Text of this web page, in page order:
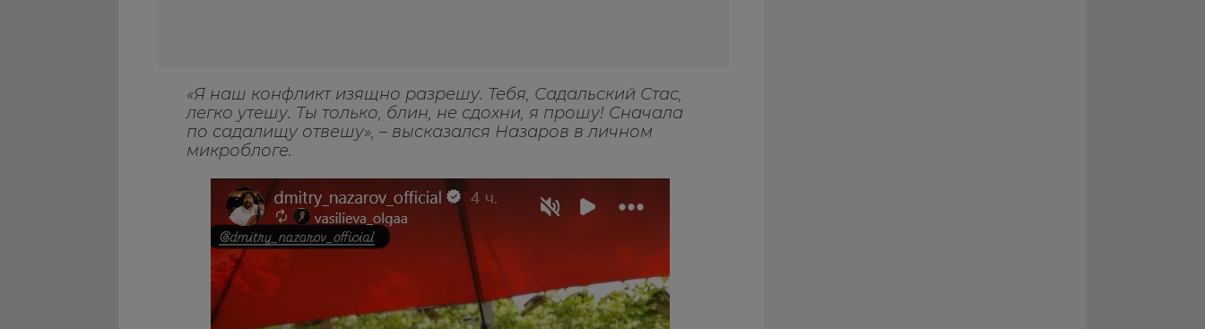
«Я наш конфликт изящно разрешу. Тебя, Садальский Стас,
легко утешу. Ты только, блин, не сдохни, я прошу! Сначала
по садалищу отвешу», – высказался Назаров в личном
микроблоге.